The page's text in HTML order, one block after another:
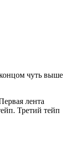
чуть выше
лента
Третий тейп